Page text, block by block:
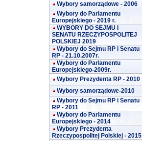
Wybory samorządowe - 2006
Wybory do Parlamentu
Europejskiego - 2019 r.
WYBORY DO SEJMU I
SENATU RZECZYPOSPOLITEJ
POLSKIEJ 2019
Wybory do Sejmu RP i Senatu
RP - 21.10.2007r.
Wybory do Parlamentu
Europejskiego-2009r.
Wybory Prezydenta RP - 2010
Wybory samorządowe-2010
Wybory do Sejmu RP i Senatu
RP - 2011
Wybory do Parlamentu
Europejskiego - 2014
Wybory Prezydenta
Rzeczypospolitej Polskiej - 2015